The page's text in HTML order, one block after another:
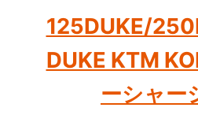
125DUKE/
DUKE KTM
ーシャー